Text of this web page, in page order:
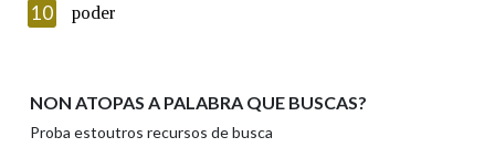
Enviar
10 poder
NON ATOPAS A PALABRA QUE BUSCAS?
Proba estoutros recursos de busca